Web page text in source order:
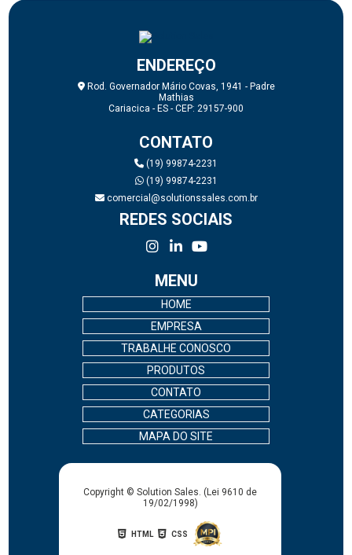
ENDEREÇO
Rod. Governador Mário Covas, 1941 - Padre
Mathias
Cariacica - ES - CEP: 29157-900
CONTATO
(19) 99874-2231
(19) 99874-2231
comercial@solutionssales.com.br
REDES SOCIAIS
MENU
HOME
EMPRESA
TRABALHE CONOSCO
PRODUTOS
CONTATO
CATEGORIAS
MAPA DO SITE
Copyright © Solution Sales. (Lei 9610 de
19/02/1998)
HTML CSS